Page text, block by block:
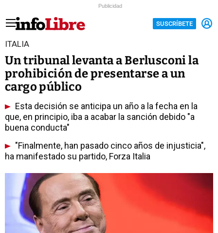
Publicidad
SUSCRÍBETE
ITALIA
Un tribunal levanta a Berlusconi la
prohibición de presentarse a un
cargo público
Esta decisión se anticipa un año a la fecha en la
que, en principio, iba a acabar la sanción debido "a
buena conducta"
"Finalmente, han pasado cinco años de injusticia",
ha manifestado su partido, Forza Italia